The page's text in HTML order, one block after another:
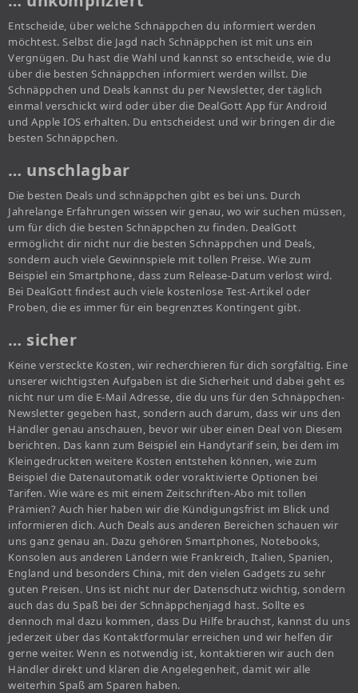
Entscheide, über welche Schnäppchen du informiert werden
möchtest. Selbst die Jagd nach Schnäppchen ist mit uns ein
Vergnügen. Du hast die Wahl und kannst so entscheide, wie du
über die besten Schnäppchen informiert werden willst. Die
Schnäppchen und Deals kannst du per Newsletter, der täglich
einmal verschickt wird oder über die DealGott App für Android
und Apple IOS erhalten. Du entscheidest und wir bringen dir die
besten Schnäppchen.
… unschlagbar
Die besten Deals und schnäppchen gibt es bei uns. Durch
Jahrelange Erfahrungen wissen wir genau, wo wir suchen müssen,
um für dich die besten Schnäppchen zu finden. DealGott
ermöglicht dir nicht nur die besten Schnäppchen und Deals,
sondern auch viele Gewinnspiele mit tollen Preise. Wie zum
Beispiel ein Smartphone, dass zum Release-Datum verlost wird.
Bei DealGott findest auch viele kostenlose Test-Artikel oder
Proben, die es immer für ein begrenztes Kontingent gibt.
… sicher
Keine versteckte Kosten, wir recherchieren für dich sorgfältig. Eine
unserer wichtigsten Aufgaben ist die Sicherheit und dabei geht es
nicht nur um die E-Mail Adresse, die du uns für den Schnäppchen-
Newsletter gegeben hast, sondern auch darum, dass wir uns den
Händler genau anschauen, bevor wir über einen Deal von Diesem
berichten. Das kann zum Beispiel ein Handytarif sein, bei dem im
Kleingedruckten weitere Kosten entstehen können, wie zum
Beispiel die Datenautomatik oder voraktivierte Optionen bei
Tarifen. Wie wäre es mit einem Zeitschriften-Abo mit tollen
Prämien? Auch hier haben wir die Kündigungsfrist im Blick und
informieren dich. Auch Deals aus anderen Bereichen schauen wir
uns ganz genau an. Dazu gehören Smartphones, Notebooks,
Konsolen aus anderen Ländern wie Frankreich, Italien, Spanien,
England und besonders China, mit den vielen Gadgets zu sehr
guten Preisen. Uns ist nicht nur der Datenschutz wichtig, sondern
auch das du Spaß bei der Schnäppchenjagd hast. Sollte es
dennoch mal dazu kommen, dass Du Hilfe brauchst, kannst du uns
jederzeit über das Kontaktformular erreichen und wir helfen dir
gerne weiter. Wenn es notwendig ist, kontaktieren wir auch den
Händler direkt und klären die Angelegenheit, damit wir alle
weiterhin Spaß am Sparen haben.